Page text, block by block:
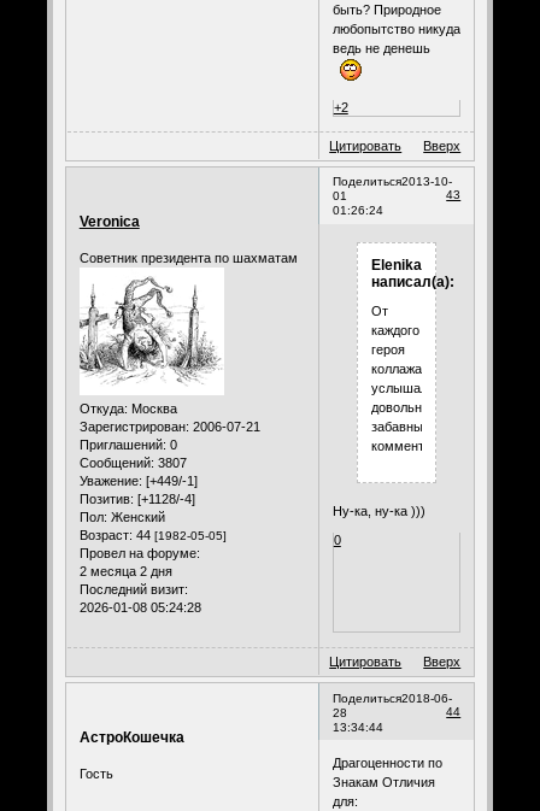
быть? Природное
любопытство никуда
ведь не денешь
+2
Цитировать Вверх
Поделиться
43
2013-10-
01
01:26:24
Veronica
Советник президента по шахматам
Откуда: Москва
Зарегистрирован: 2006-07-21
Приглашений: 0
Сообщений: 3807
Уважение: [+449/-1]
Позитив: [+1128/-4]
Пол: Женский
Возраст: 44 [1982-05-05]
Провел на форуме:
2 месяца 2 дня
Последний визит:
2026-01-08 05:24:28
Elenika
написал(а):
От
каждого
героя
коллажа
услышала
довольно
забавные
комментарии.
Ну-ка, ну-ка )))
0
Цитировать Вверх
Поделиться
44
2018-06-
28
13:34:44
АстроКошечка
Гость
Драгоценности по
Знакам Отличия
для: